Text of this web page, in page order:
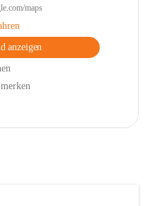
maps
anzeigen